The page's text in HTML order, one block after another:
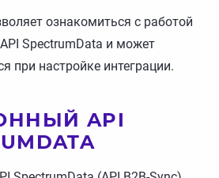
ознакомиться с работой
SpectrumData и может
при настройке интеграции.
API